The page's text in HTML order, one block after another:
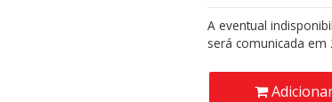
A eventual
será comunicada em